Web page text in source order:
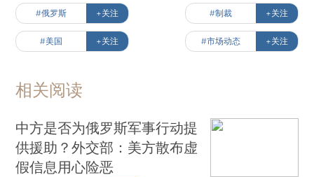
#俄罗斯 +关注 #制裁 +关注
#美国 +关注 #市场动态 +关注
相关阅读
中方是否为俄罗斯军事行动提
供援助？外交部：美方散布虚
假信息用心险恶